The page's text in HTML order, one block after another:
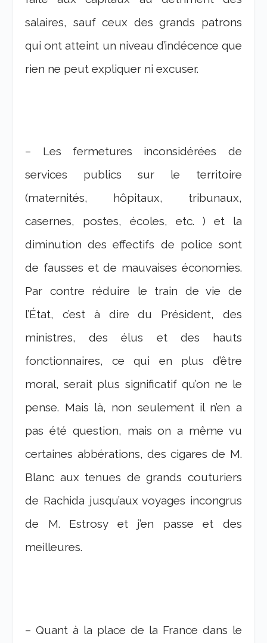
salaires, sauf ceux des grands patrons
qui ont atteint un niveau d’indécence que
rien ne peut expliquer ni excuser.
– Les fermetures inconsidérées de
services publics sur le territoire
(maternités, hôpitaux, tribunaux,
casernes, postes, écoles, etc. ) et la
diminution des effectifs de police sont
de fausses et de mauvaises économies.
Par contre réduire le train de vie de
l’État, c’est à dire du Président, des
ministres, des élus et des hauts
fonctionnaires, ce qui en plus d’être
moral, serait plus significatif qu’on ne le
pense. Mais là, non seulement il n’en a
pas été question, mais on a même vu
certaines abbérations, des cigares de M.
Blanc aux tenues de grands couturiers
de Rachida jusqu’aux voyages incongrus
de M. Estrosy et j’en passe et des
meilleures.
– Quant à la place de la France dans le